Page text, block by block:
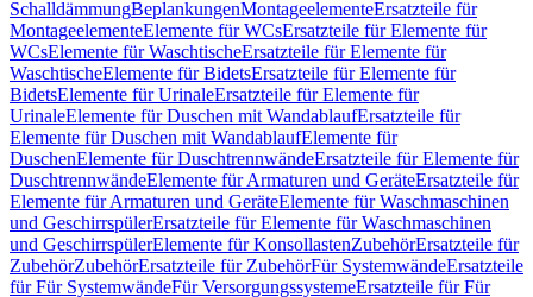
SchalldämmungBeplankungenMontageelementeErsatzteile für
MontageelementeElemente für WCsErsatzteile für Elemente für
WCsElemente für WaschtischeErsatzteile für Elemente für
WaschtischeElemente für BidetsErsatzteile für Elemente für
BidetsElemente für UrinaleErsatzteile für Elemente für
UrinaleElemente für Duschen mit WandablaufErsatzteile für
Elemente für Duschen mit WandablaufElemente für
DuschenElemente für DuschtrennwändeErsatzteile für Elemente für
DuschtrennwändeElemente für Armaturen und GeräteErsatzteile für
Elemente für Armaturen und GeräteElemente für Waschmaschinen
und GeschirrspülerErsatzteile für Elemente für Waschmaschinen
und GeschirrspülerElemente für KonsollastenZubehörErsatzteile für
ZubehörZubehörErsatzteile für ZubehörFür SystemwändeErsatzteile
für Für SystemwändeFür VersorgungssystemeErsatzteile für Für